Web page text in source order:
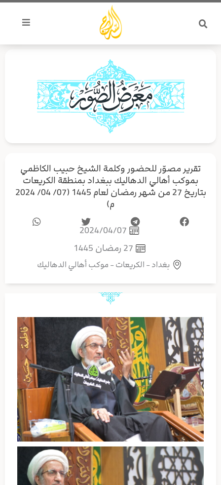
تخطي
المحتوى
تقرير مصوّر للحضور وكلمة الشيخ حبيب الكاظمي
بموكب أهالي الدهاليك ببغداد بمنطقة الكريعات
بتاريخ 27 من شهر رمضان لعام 1445 (07/ 04/ 2024
م)
2024/04/07
27 رمضان 1445
بغداد - الكريعات - موكب أهالي الدهاليك